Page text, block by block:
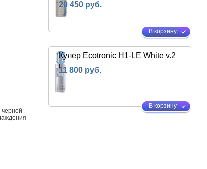
черной
20 450 руб.
В корзину
Кулер Ecotronic H1-LE White v.2
11 800 руб.
В корзину